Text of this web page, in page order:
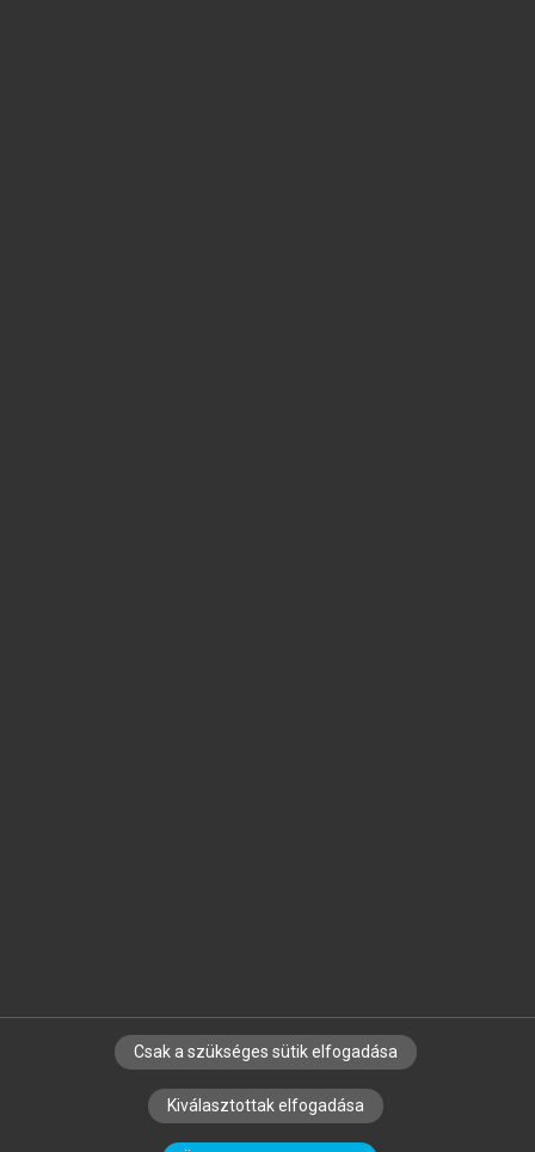
SZERZŐKNEK CÉGEKNEK KÖNYVTÁROSOKNAK
SZERKESZTÉSI ÉS LEKTORÁLÁSI ALAPELVEK
Csak a szükséges sütik elfogadása
Kiválasztottak elfogadása